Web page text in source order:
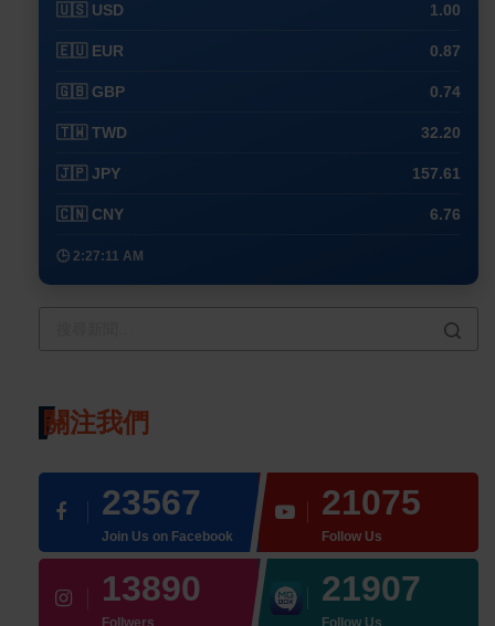
🇺🇸 USD 1.00
🇪🇺 EUR 0.87
🇬🇧 GBP 0.74
🇹🇼 TWD 32.20
🇯🇵 JPY 157.61
🇨🇳 CNY 6.76
🕒 2:27:11 AM
關注我們
23567
Join Us on Facebook
21075
Follow Us
13890
Follwers
21907
Follow Us